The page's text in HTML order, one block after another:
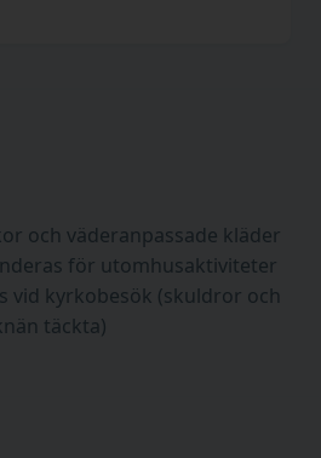
och väderanpassade kläder
för utomhusaktiviteter
vid kyrkobesök (skuldror och
täckta)